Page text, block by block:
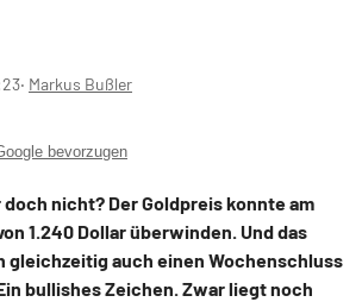
‧ Markus Bußler
bevorzugen
nicht? Der Goldpreis konnte am
1.240 Dollar überwinden. Und das
auch einen Wochenschluss
bullishes Zeichen. Zwar liegt noch